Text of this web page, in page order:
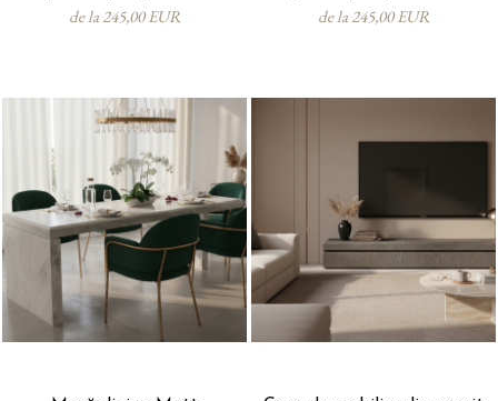
de la 245,00 EUR de la 245,00 EUR